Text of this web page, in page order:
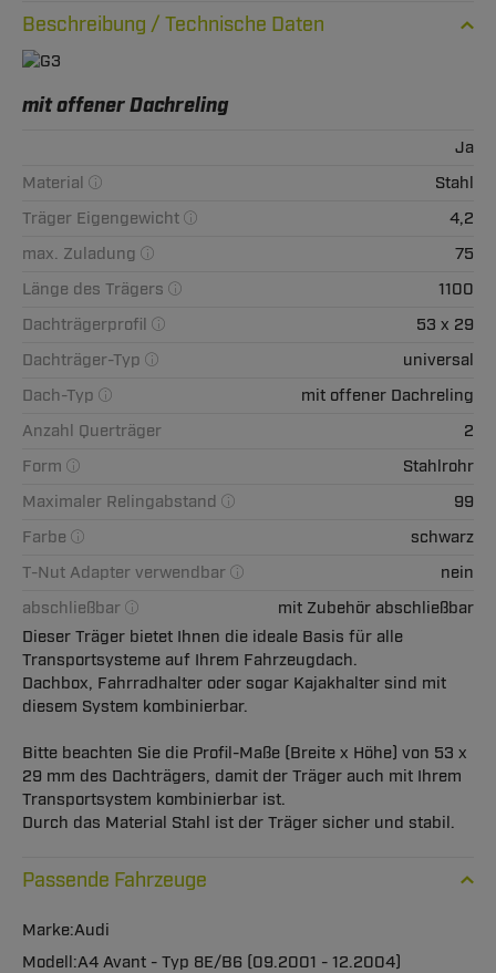
Technische Daten
mit offener Dachreling
Ja
Material
Stahl
Träger Eigengewicht
4,2
max. Zuladung
75
Länge des Trägers
1100
Dachträgerprofil
53 x 29
Dachträger-Typ
universal
Dach-Typ
mit offener Dachreling
Anzahl Querträger
2
Form
Stahlrohr
Maximaler Relingabstand
99
Farbe
schwarz
T-Nut Adapter verwendbar
nein
abschließbar
mit Zubehör abschließbar
Dieser Träger bietet Ihnen die ideale Basis für alle
Transportsysteme auf Ihrem Fahrzeugdach.
Dachbox, Fahrradhalter oder sogar Kajakhalter sind mit
diesem System kombinierbar.
Bitte beachten Sie die Profil-Maße (Breite x Höhe) von 53 x
29 mm des Dachträgers, damit der Träger auch mit Ihrem
Transportsystem kombinierbar ist.
Durch das Material Stahl ist der Träger sicher und stabil.
Passende Fahrzeuge
Audi
A4 Avant - Typ 8E/B6 (09.2001 - 12.2004)